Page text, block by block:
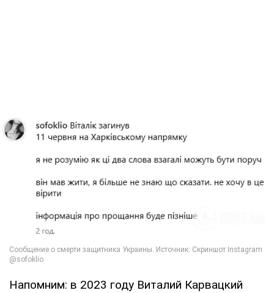
Напомним: в 2023 году Виталий Карвацкий